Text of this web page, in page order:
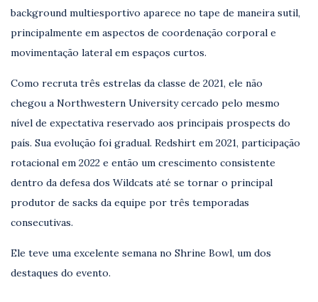
background multiesportivo aparece no tape de maneira sutil,
principalmente em aspectos de coordenação corporal e
movimentação lateral em espaços curtos.
Como recruta três estrelas da classe de 2021, ele não
chegou a Northwestern University cercado pelo mesmo
nível de expectativa reservado aos principais prospects do
país. Sua evolução foi gradual. Redshirt em 2021, participação
rotacional em 2022 e então um crescimento consistente
dentro da defesa dos Wildcats até se tornar o principal
produtor de sacks da equipe por três temporadas
consecutivas.
Ele teve uma excelente semana no Shrine Bowl, um dos
destaques do evento.